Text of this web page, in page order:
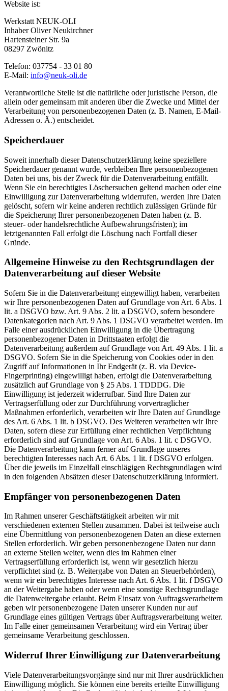
Website ist:
Werkstatt NEUK-OLI
Inhaber Oliver Neukirchner
Hartensteiner Str. 9a
08297 Zwönitz
Telefon: 037754 - 33 01 80
E-Mail: info@neuk-oli.de
Verantwortliche Stelle ist die natürliche oder juristische Person, die
allein oder gemeinsam mit anderen über die Zwecke und Mittel der
Verarbeitung von personenbezogenen Daten (z. B. Namen, E-Mail-
Adressen o. Ä.) entscheidet.
Speicherdauer
Soweit innerhalb dieser Datenschutzerklärung keine speziellere
Speicherdauer genannt wurde, verbleiben Ihre personenbezogenen
Daten bei uns, bis der Zweck für die Datenverarbeitung entfällt.
Wenn Sie ein berechtigtes Löschersuchen geltend machen oder eine
Einwilligung zur Datenverarbeitung widerrufen, werden Ihre Daten
gelöscht, sofern wir keine anderen rechtlich zulässigen Gründe für
die Speicherung Ihrer personenbezogenen Daten haben (z. B.
steuer- oder handelsrechtliche Aufbewahrungsfristen); im
letztgenannten Fall erfolgt die Löschung nach Fortfall dieser
Gründe.
Allgemeine Hinweise zu den Rechtsgrundlagen der
Datenverarbeitung auf dieser Website
Sofern Sie in die Datenverarbeitung eingewilligt haben, verarbeiten
wir Ihre personenbezogenen Daten auf Grundlage von Art. 6 Abs. 1
lit. a DSGVO bzw. Art. 9 Abs. 2 lit. a DSGVO, sofern besondere
Datenkategorien nach Art. 9 Abs. 1 DSGVO verarbeitet werden. Im
Falle einer ausdrücklichen Einwilligung in die Übertragung
personenbezogener Daten in Drittstaaten erfolgt die
Datenverarbeitung außerdem auf Grundlage von Art. 49 Abs. 1 lit. a
DSGVO. Sofern Sie in die Speicherung von Cookies oder in den
Zugriff auf Informationen in Ihr Endgerät (z. B. via Device-
Fingerprinting) eingewilligt haben, erfolgt die Datenverarbeitung
zusätzlich auf Grundlage von § 25 Abs. 1 TDDDG. Die
Einwilligung ist jederzeit widerrufbar. Sind Ihre Daten zur
Vertragserfüllung oder zur Durchführung vorvertraglicher
Maßnahmen erforderlich, verarbeiten wir Ihre Daten auf Grundlage
des Art. 6 Abs. 1 lit. b DSGVO. Des Weiteren verarbeiten wir Ihre
Daten, sofern diese zur Erfüllung einer rechtlichen Verpflichtung
erforderlich sind auf Grundlage von Art. 6 Abs. 1 lit. c DSGVO.
Die Datenverarbeitung kann ferner auf Grundlage unseres
berechtigten Interesses nach Art. 6 Abs. 1 lit. f DSGVO erfolgen.
Über die jeweils im Einzelfall einschlägigen Rechtsgrundlagen wird
in den folgenden Absätzen dieser Datenschutzerklärung informiert.
Empfänger von personenbezogenen Daten
Im Rahmen unserer Geschäftstätigkeit arbeiten wir mit
verschiedenen externen Stellen zusammen. Dabei ist teilweise auch
eine Übermittlung von personenbezogenen Daten an diese externen
Stellen erforderlich. Wir geben personenbezogene Daten nur dann
an externe Stellen weiter, wenn dies im Rahmen einer
Vertragserfüllung erforderlich ist, wenn wir gesetzlich hierzu
verpflichtet sind (z. B. Weitergabe von Daten an Steuerbehörden),
wenn wir ein berechtigtes Interesse nach Art. 6 Abs. 1 lit. f DSGVO
an der Weitergabe haben oder wenn eine sonstige Rechtsgrundlage
die Datenweitergabe erlaubt. Beim Einsatz von Auftragsverarbeitern
geben wir personenbezogene Daten unserer Kunden nur auf
Grundlage eines gültigen Vertrags über Auftragsverarbeitung weiter.
Im Falle einer gemeinsamen Verarbeitung wird ein Vertrag über
gemeinsame Verarbeitung geschlossen.
Widerruf Ihrer Einwilligung zur Datenverarbeitung
Viele Datenverarbeitungsvorgänge sind nur mit Ihrer ausdrücklichen
Einwilligung möglich. Sie können eine bereits erteilte Einwilligung